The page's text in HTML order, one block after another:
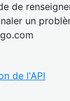
de
un
de l'API